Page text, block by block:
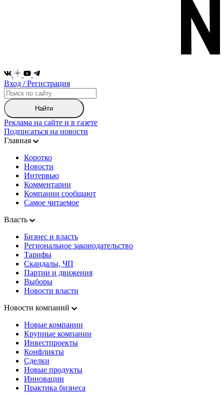
Вход / Регистрация
Найти
Реклама на сайте и в газете
Подписаться на новости
Главная
Коротко
Новости
Интервью
Комментарии
Компании сообщают
Самое читаемое
Власть
Бизнес и власть
Региональное законодательство
Тарифы
Скандалы, ЧП
Партии и движения
Выборы
Новости власти
Новости компаний
Новые компании
Крупные компании
Инвестпроекты
Конфликты
Сделки
Новые продукты
Инновации
Практика бизнеса